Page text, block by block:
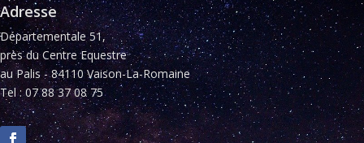
Adresse
Départementale 51,
près du Centre Equestre
au Palis - 84110 Vaison-La-Romaine
Tel : 07 88 37 08 75